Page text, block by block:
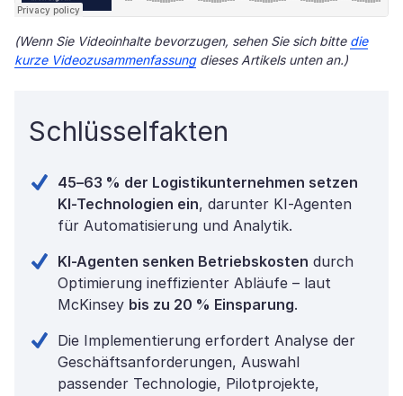
(Wenn Sie Videoinhalte bevorzugen, sehen Sie sich bitte die
kurze Videozusammenfassungdieses Artikels unten an.)
Schlüsselfakten
45–63 % der Logistikunternehmen setzen
KI-Technologien ein, darunter KI-Agenten
für Automatisierung und Analytik.
KI-Agenten senken Betriebskosten durch
Optimierung ineffizienter Abläufe – laut
McKinsey bis zu 20 % Einsparung.
Die Implementierung erfordert Analyse der
Geschäftsanforderungen, Auswahl
passender Technologie, Pilotprojekte,